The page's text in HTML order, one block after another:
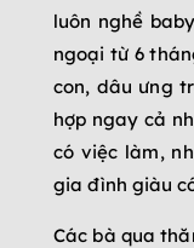
luôn nghề
ngoại từ 6
con, dâu ưng
hợp ngay cả
có việc làm,
gia đình giàu
Các bà qua